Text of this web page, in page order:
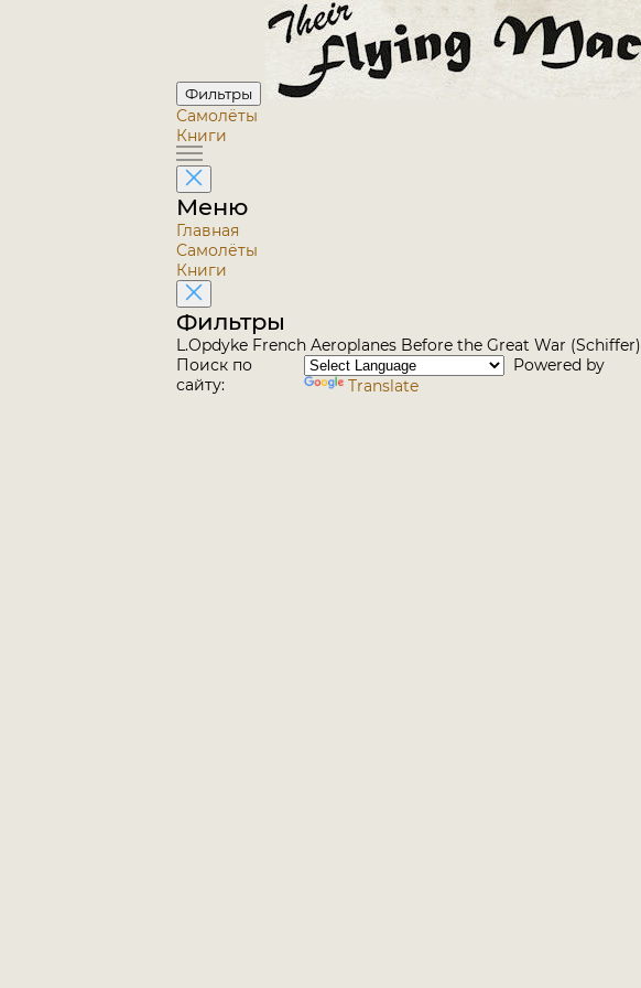
Фильтры
Самолёты
Книги
Меню
Главная
Самолёты
Книги
Фильтры
L.Opdyke French Aeroplanes Before the Great War (Schiffer)
Поиск по
сайту:
Powered by
Translate